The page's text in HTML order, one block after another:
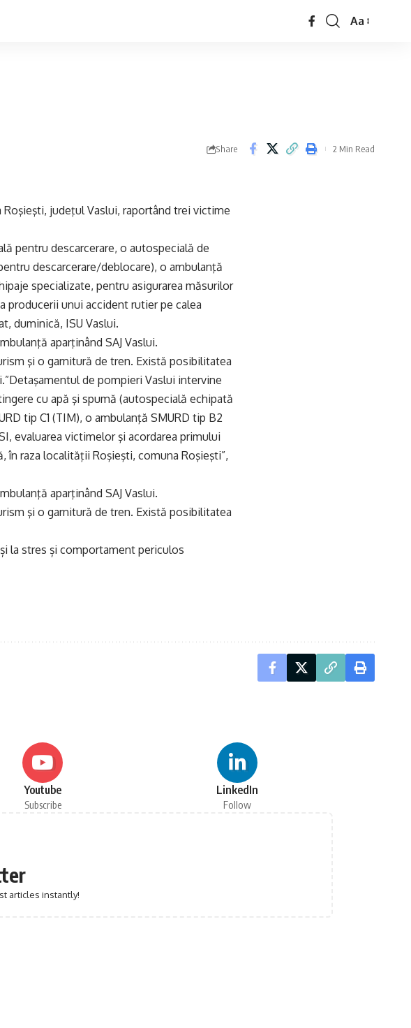
Aa
Share 2 Min Read
judeţul Vaslui, raportând trei victime
pentru descarcerare, o autospecială de
descarcerare/deblocare), o ambulanţă
specializate, pentru asigurarea măsurilor
producerii unui accident rutier pe calea
duminică, ISU Vaslui.
aparţinând SAJ Vaslui.
şi o garnitură de tren. Există posibilitatea
de pompieri Vaslui intervine
cu apă şi spumă (autospecială echipată
tip C1 (TIM), o ambulanţă SMURD tip B2
evaluarea victimelor şi acordarea primului
în raza localităţii Roşieşti, comuna Roşieşti”,
aparţinând SAJ Vaslui.
şi o garnitură de tren. Există posibilitatea
la stres și comportament periculos
Youtube
Subscribe
LinkedIn
Follow
articles instantly!